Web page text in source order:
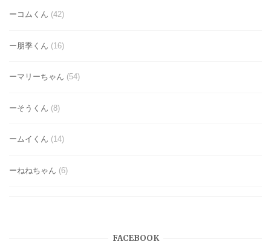
ーコムくん (42)
ー朋季くん (16)
ーマリーちゃん (54)
ーそうくん (8)
ームイくん (14)
ーねねちゃん (6)
FACEBOOK